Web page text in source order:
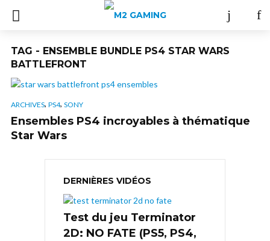
TAG - ENSEMBLE BUNDLE PS4 STAR WARS
BATTLEFRONT
ARCHIVES, PS4, SONY
Ensembles PS4 incroyables à thématique
Star Wars
DERNIÈRES VIDÉOS
Test du jeu Terminator
2D: NO FATE (PS5, PS4,